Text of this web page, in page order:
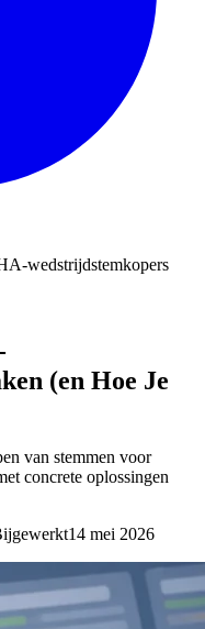
wedstrijdstemkopers
(en Hoe Je
van stemmen voor
concrete oplossingen
14 mei 2026